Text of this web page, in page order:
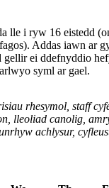
lle i ryw 16 eistedd
Addas iawn ar
gellir ei ddefnyddio
syml ar gael.
rhesymol, staff
lleoliad canolig,
achlysur,